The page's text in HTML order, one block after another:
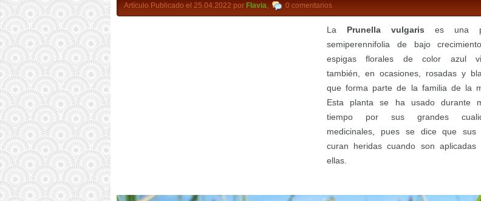
Artículo Publicado el 25.04.2022 por Flavia, 0 comentarios
La Prunella vulgaris es una
semiperennifolia de bajo
espigas florales de color azul
también, en ocasiones, rosadas y
que forma parte de la familia de la
Esta planta se ha usado durante
tiempo por sus grandes
medicinales, pues se dice que sus
curan heridas cuando son aplicadas
ellas.